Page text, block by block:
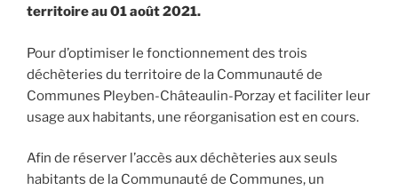
territoire au 01 août 2021.
Pour d’optimiser le fonctionnement des trois
déchèteries du territoire de la Communauté de
Communes Pleyben-Châteaulin-Porzay et faciliter leur
usage aux habitants, une réorganisation est en cours.
Afin de réserver l’accès aux déchèteries aux seuls
habitants de la Communauté de Communes, un